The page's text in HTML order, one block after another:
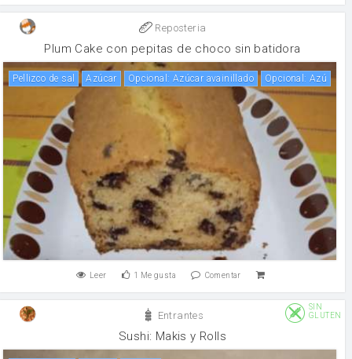
Reposteria
Plum Cake con pepitas de choco sin batidora
Pellizco de sal Azúcar Opcional: Azúcar avainillado Opcional: Azú
Leer 1 Me gusta Comentar
Entrantes
SIN
GLUTEN
Sushi: Makis y Rolls